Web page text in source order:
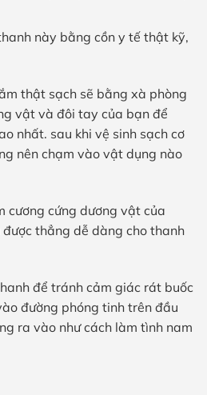
này bằng cồn y tế thật kỹ,
thật sạch sẽ bằng xà phòng
vật và đôi tay của bạn để
nhất. sau khi vệ sinh sạch cơ
nên chạm vào vật dụng nào
cương cứng dương vật của
thẳng dễ dàng cho thanh
để tránh cảm giác rát buốc
đường phóng tinh trên đầu
ra vào như cách làm tình nam